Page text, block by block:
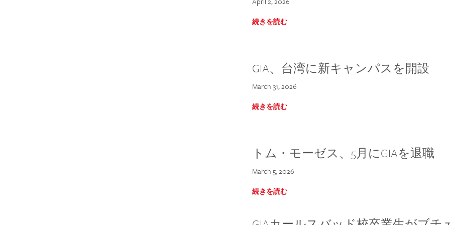
続きを読む
GIA、台湾に新キャンパスを開設
March 31, 2026
続きを読む
トム・モーゼス、5月にGIAを退職
March 5, 2026
続きを読む